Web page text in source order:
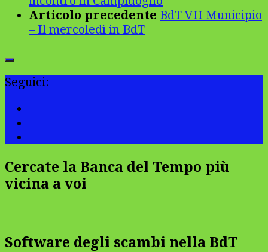
Articolo precedente BdT VII Municipio
– Il mercoledì in BdT
Seguici:
Cercate la Banca del Tempo più
vicina a voi
Software degli scambi nella BdT